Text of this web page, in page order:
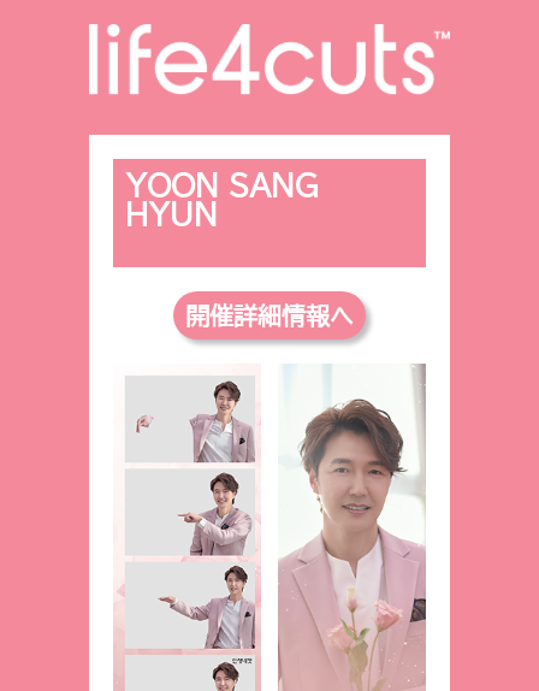
YOON SANG
HYUN
開催詳細情報へ